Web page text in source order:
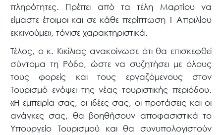
πληρότητες. Πρέπει από τα τέλη Μαρτίου να
είμαστε έτοιμοι και σε κάθε περίπτωση 1 Απριλίου
εκκινούμε», τόνισε χαρακτηριστικά.
Τέλος, ο κ. Κικίλιας ανακοίνωσε ότι θα επισκεφθεί
σύντομα τη Ρόδο, ώστε να συζητήσει με όλους
τους φορείς και τους εργαζόμενους στον
Τουρισμό ενόψει της νέας τουριστικής περιόδου.
«Η εμπειρία σας, οι ιδέες σας, οι προτάσεις και οι
ανάγκες σας, θα βοηθήσουν αποφασιστικά το
Υπουργείο Τουρισμού και θα συνυπολογιστούν